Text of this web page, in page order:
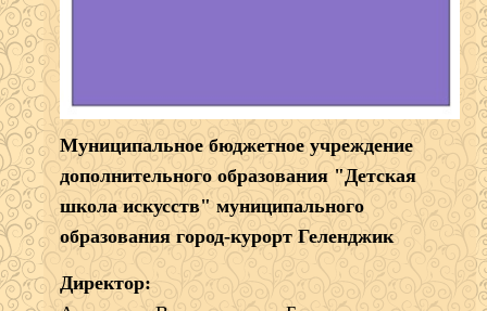
Муниципальное бюджетное учреждение
дополнительного образования "Детская
школа искусств" муниципального
образования город-курорт Геленджик
Директор: